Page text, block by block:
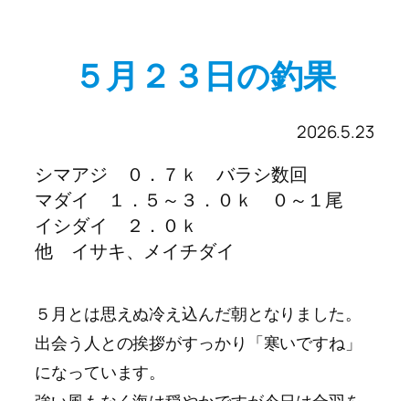
５月２３日の釣果
2026.5.23
シマアジ ０．７ｋ バラシ数回
マダイ １．５～３．０ｋ ０～１尾
イシダイ ２．０ｋ
他 イサキ、メイチダイ
５月とは思えぬ冷え込んだ朝となりました。
出会う人との挨拶がすっかり「寒いですね」
になっています。